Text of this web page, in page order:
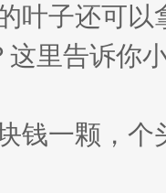
叶子还可以
钱一颗，